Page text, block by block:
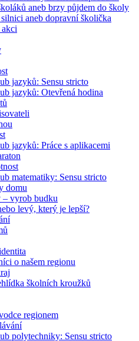
aneb brzy půjdem do školy
aneb dopravní školička
jazyků: Sensu stricto
jazyků: Otevřená hodina
jazyků: Práce s aplikacemi
matematiky: Sensu stricto
domu
– vyrob budku
levý, který je lepší?
o našem regionu
školních kroužků
regionem
polytechniky: Sensu stricto